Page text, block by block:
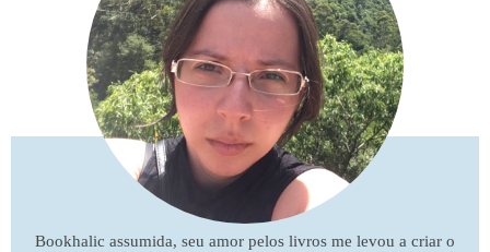
Bookhalic assumida, seu amor pelos livros me levou a criar o